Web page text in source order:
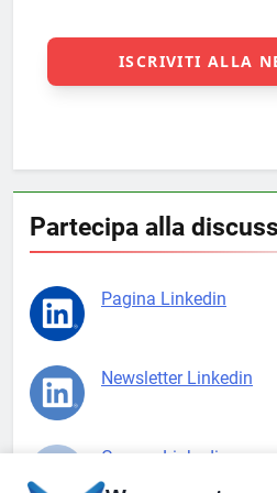
Partecipa alla
Pagina Linkedin
Newsletter Linkedin
Gruppo Linkedin